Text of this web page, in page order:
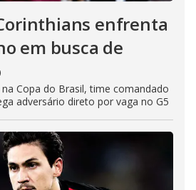
enfrenta
em busca de
Copa do Brasil, time comandado
adversário direto por vaga no G5